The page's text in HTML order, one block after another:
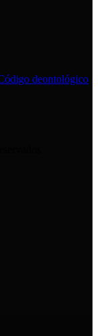
deontológico